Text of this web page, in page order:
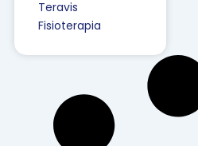
Teravis
Fisioterapia